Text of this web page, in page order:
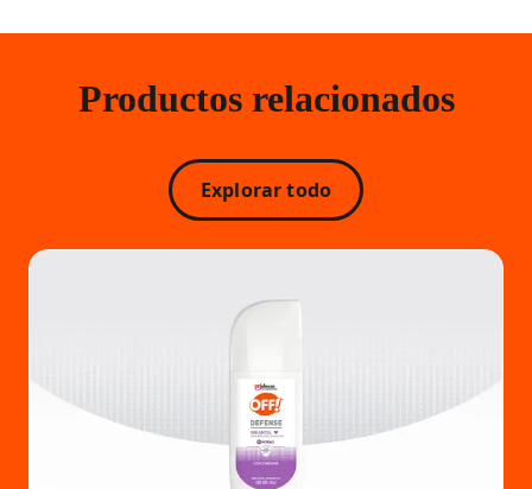
Productos relacionados
Explorar todo